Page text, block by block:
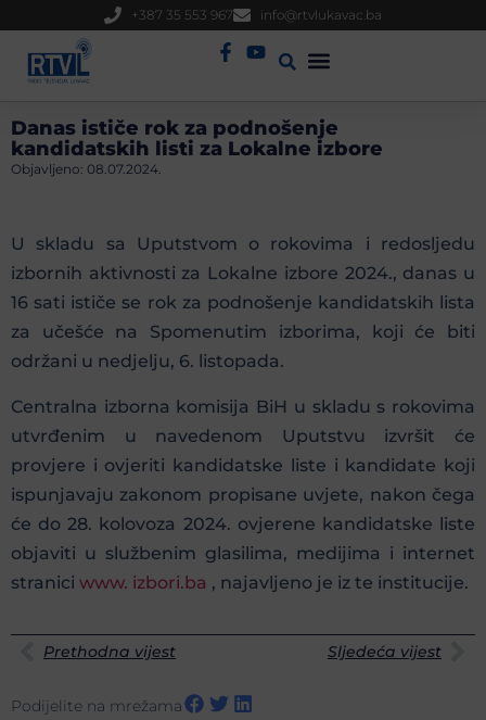
+387 35 553 967 info@rtvlukavac.ba
Danas ističe rok za podnošenje
kandidatskih listi za Lokalne izbore
Objavljeno: 08.07.2024.
U skladu sa Uputstvom o rokovima i redosljedu
izbornih aktivnosti za Lokalne izbore 2024., danas u
16 sati ističe se rok za podnošenje kandidatskih lista
za učešće na Spomenutim izborima, koji će biti
održani u nedjelju, 6. listopada.
Centralna izborna komisija BiH u skladu s rokovima
utvrđenim u navedenom Uputstvu izvršit će
provjere i ovjeriti kandidatske liste i kandidate koji
ispunjavaju zakonom propisane uvjete, nakon čega
će do 28. kolovoza 2024. ovjerene kandidatske liste
objaviti u službenim glasilima, medijima i internet
stranici www. izbori.ba , najavljeno je iz te institucije.
Prethodna vijest Sljedeća vijest
Podijelite na mrežama